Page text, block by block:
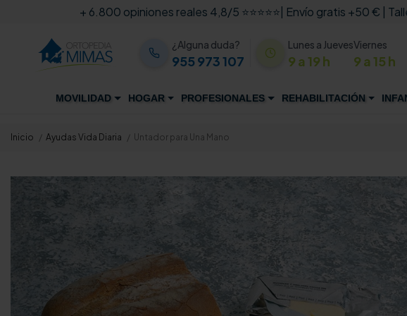
+ 6.800 opiniones reales 4,8/5 ⭐⭐⭐⭐⭐| Envío gratis +50 € |
¿Alguna duda?
955 973 107
Lunes a Jueves
9 a 19 h
Viernes
9 a 15 h
MOVILIDAD HOGAR PROFESIONALES REHABILITACIÓN
Inicio Ayudas Vida Diaria Untador para Una Mano